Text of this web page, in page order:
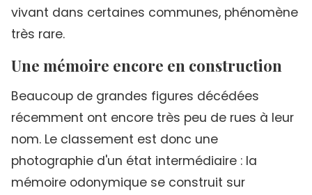
vivant dans certaines communes, phénomène
très rare.
Une mémoire encore en construction
Beaucoup de grandes figures décédées
récemment ont encore très peu de rues à leur
nom. Le classement est donc une
photographie d'un état intermédiaire : la
mémoire odonymique se construit sur